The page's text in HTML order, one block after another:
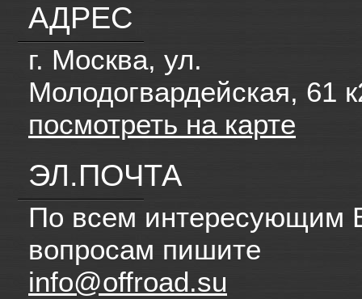
АДРЕС
г. Москва, ул.
Молодогвардейская, 61
посмотреть на карте
ЭЛ.ПОЧТА
По всем интересующим
вопросам пишите
info@offroad.su